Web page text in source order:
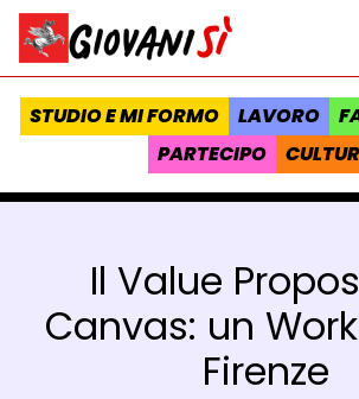
Vai al contenuto
Homepage Giovanisì - Progetto della
STUDIO E MI FORMO LAVORO
PARTECIPO
Il Value
Canvas: un
Firenze